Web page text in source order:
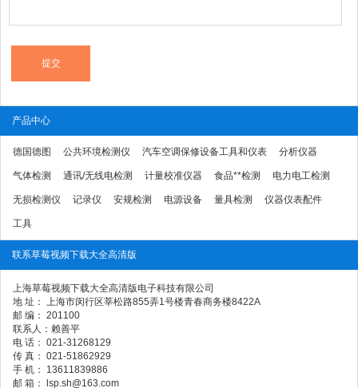
产品中心
德国德图 公共环境检测仪 汽车空调保修设备工具和仪表 分析仪器
气体检测 通讯/无线电检测 计量校准仪器 食品**检测 电力电工检测
无损检测仪 记录仪 安规检测 电源设备 量具检测 仪器仪表配件
工具
联系草莓视频下载大全高清版
上海草莓视频下载大全高清版电子科技有限公司
地 址： 上海市闵行区莘松路855弄1号楼青春商务楼8422A
邮 编： 201100
联系人：赖善平
电 话： 021-31268129
传 真： 021-51862929
手 机： 13611839886
邮 箱： lsp.sh@163.com